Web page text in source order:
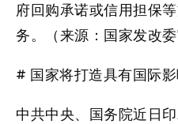
府回购承诺或信用担保
务。（来源：国家发改委
# 国家将打造具有国际
中共中央、国务院近日